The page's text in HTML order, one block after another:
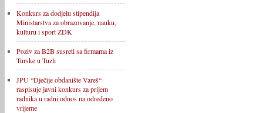
Konkurs za dodjelu stipendija
Ministarstva za obrazovanje, nauku,
kulturu i sport ZDK
Poziv za B2B susreti sa firmama iz
Turske u Tuzli
JPU “Dječije obdanište Vareš“
raspisuje javni konkurs za prijem
radnika u radni odnos na određeno
vrijeme